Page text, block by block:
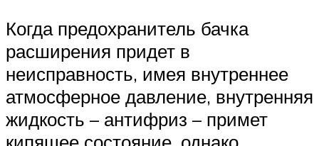
Когда предохранитель бачка
расширения придет в
неисправность, имея внутреннее
атмосферное давление, внутренняя
жидкость – антифриз – примет